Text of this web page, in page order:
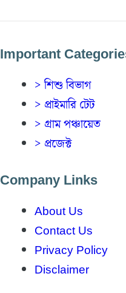
Important
> শিশু বিভাগ
> প্রাইমারি টেট
> গ্রাম পঞ্চায়েত
> প্রজেক্ট
Company Links
About Us
Contact Us
Privacy Policy
Disclaimer